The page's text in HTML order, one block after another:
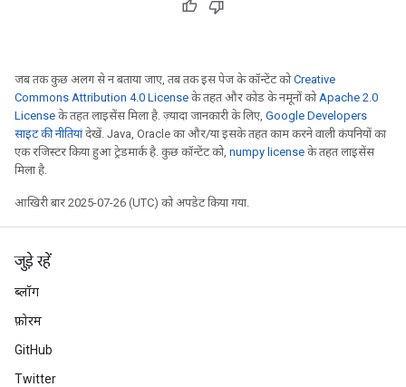
जब तक कुछ अलग से न बताया जाए, तब तक इस पेज के कॉन्टेंट कोCreative
Commons Attribution 4.0 License के तहत और कोड के नमूनों कोApache 2.0
License के तहत लाइसेंस मिला है. ज़्यादा जानकारी के लिए, Google Developers
साइट की नीतियांदेखें. Java, Oracle का और/या इसके तहत काम करने वाली कंपनियों का
एक रजिस्टर किया हुआ ट्रेडमार्क है. कुछ कॉन्टेंट को, numpy license के तहत लाइसेंस
मिला है.
आखिरी बार 2025-07-26 (UTC) को अपडेट किया गया.
जुड़े रहें
ब्लॉग
फ़ोरम
GitHub
Twitter